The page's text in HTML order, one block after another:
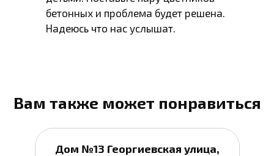
бетонных и проблема будет решена.
Надеюсь что нас услышат.
Вам также может понравиться
Дом №13 Георгиевская улица,